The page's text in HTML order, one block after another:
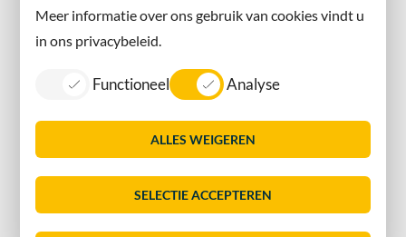
Meer informatie over ons gebruik van cookies vindt u
in ons privacybeleid.
Functioneel Analyse
ALLES WEIGEREN
SELECTIE ACCEPTEREN
Contact
Information in English
Sitemap
Toegankelijkheid